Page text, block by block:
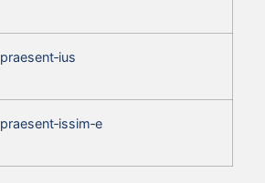
praesent‑ius
praesent‑issim‑e